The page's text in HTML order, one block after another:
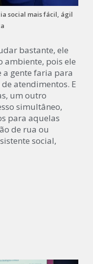
social mais fácil, ágil
bastante, ele
ambiente, pois ele
a gente faria para
atendimentos. E
um outro
simultâneo,
para aquelas
de rua ou
social,